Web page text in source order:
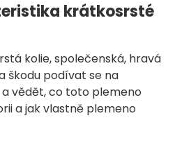
krátkosrsté
kolie, společenská, hravá
škodu podívat se na
vědět, co toto plemeno
a jak vlastně plemeno